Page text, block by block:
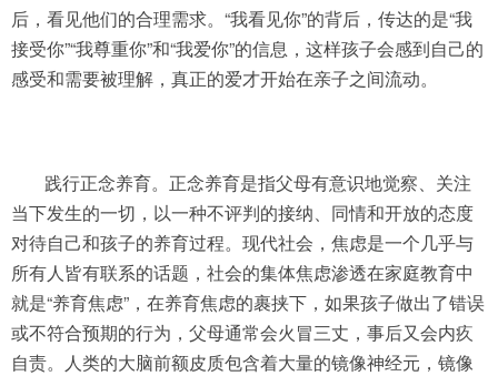
后，看见他们的合理需求。“我看见你”的背后，传达的是“我
接受你”“我尊重你”和“我爱你”的信息，这样孩子会感到自己的
感受和需要被理解，真正的爱才开始在亲子之间流动。
践行正念养育。正念养育是指父母有意识地觉察、关注
当下发生的一切，以一种不评判的接纳、同情和开放的态度
对待自己和孩子的养育过程。现代社会，焦虑是一个几乎与
所有人皆有联系的话题，社会的集体焦虑渗透在家庭教育中
就是“养育焦虑”，在养育焦虑的裹挟下，如果孩子做出了错误
或不符合预期的行为，父母通常会火冒三丈，事后又会内疚
自责。人类的大脑前额皮质包含着大量的镜像神经元，镜像